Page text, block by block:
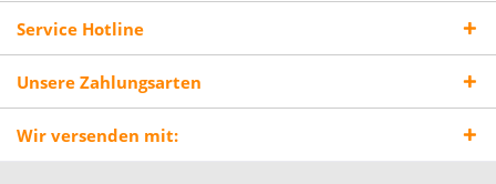
Service Hotline
Unsere Zahlungsarten
Wir versenden mit: